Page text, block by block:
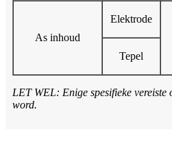
As inhoud
Elektrode
Tepel
LET WEL: Enige spesifieke vereiste
word.